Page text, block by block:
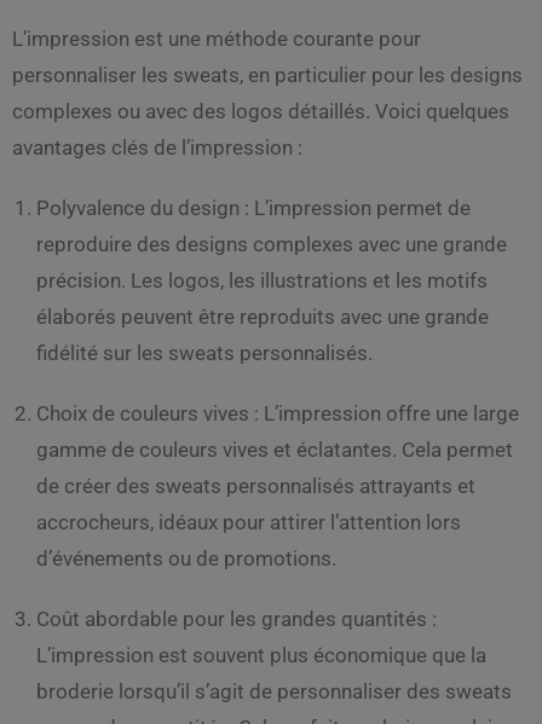
L’impression est une méthode courante pour
personnaliser les sweats, en particulier pour les designs
complexes ou avec des logos détaillés. Voici quelques
avantages clés de l’impression :
Polyvalence du design : L’impression permet de
reproduire des designs complexes avec une grande
précision. Les logos, les illustrations et les motifs
élaborés peuvent être reproduits avec une grande
fidélité sur les sweats personnalisés.
Choix de couleurs vives : L’impression offre une large
gamme de couleurs vives et éclatantes. Cela permet
de créer des sweats personnalisés attrayants et
accrocheurs, idéaux pour attirer l’attention lors
d’événements ou de promotions.
Coût abordable pour les grandes quantités :
L’impression est souvent plus économique que la
broderie lorsqu’il s’agit de personnaliser des sweats